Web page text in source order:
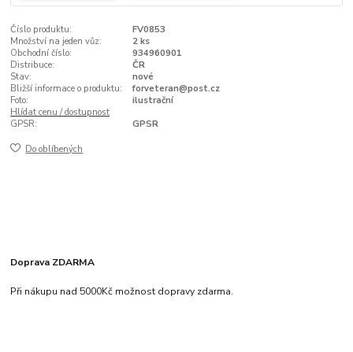
Číslo produktu:
FV0853
Množství na jeden vůz:
2 ks
Obchodní číslo:
934960901
Distribuce:
ČR
Stav:
nové
Bližší informace o produktu:
forveteran@post.cz
Foto:
ilustrační
Hlídat cenu / dostupnost
GPSR:
GPSR
Do oblíbených
Doprava ZDARMA
Při nákupu nad 5000Kč možnost dopravy zdarma.